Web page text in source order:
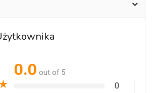
0.0 out of 5
0